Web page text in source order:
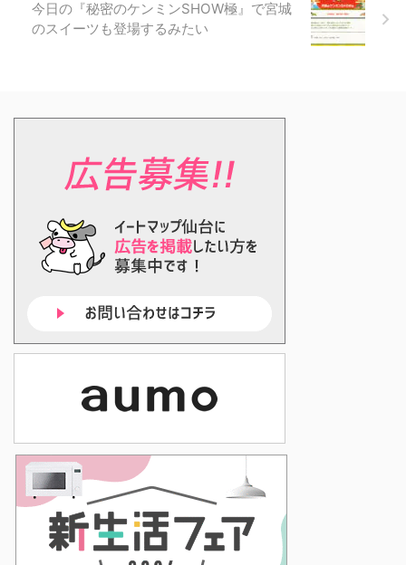
今日の『秘密のケンミンSHOW極』で宮城
のスイーツも登場するみたい